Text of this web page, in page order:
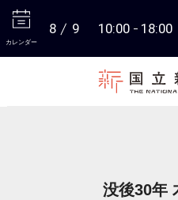
カレンダー
8 9 10:00 18:00
没後30年